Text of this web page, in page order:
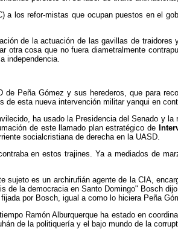
a los refor-mistas que ocupan puestos en el
de la actuación de las gavillas de
otra cosa que no fuera diametralmente
independencia.
de Peña Gómez y sus herederos, que para
de esta nueva intervención militar yanqui en
ha usado la Presidencia del Senado y
de este llamado plan estratégico de
socialcristiana de derecha en la UASD.
en estos trajines. Ya a mediados de
sujeto es un archirufián agente de la CIA,
de la democracia en Santo Domingo" Bosch
por Bosch, igual a como lo hiciera Peña
Ramón Alburquerque ha estado en
de la politiquería y el bajo mundo de la